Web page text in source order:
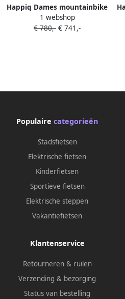
Happiq Dames mountainbike
61–66 cm – Voor
volwassenen voor woon- en
1 webshop
€ 780,- € 741,-
Populaire categorieën
Stadsfietsen
Elektrische fietsen
Kinderfietsen
Sportieve fietsen
Elektrische steppen
Vakantiefietsen
Klantenservice
Retourneren & ruilen
Verzending & bezorging
Status van bestelling